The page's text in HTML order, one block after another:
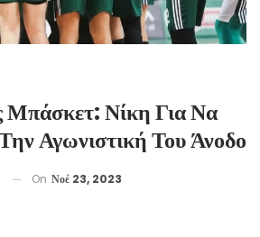
Μπάσκετ: Νίκη Για Να
Αγωνιστική Του Άνοδο
On Νοέ 23, 2023